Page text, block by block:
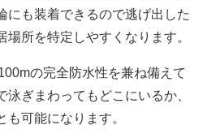
にも装着できるので逃げ出した
場所を特定しやすくなります。
の完全防水性を兼ね備えて
ぎまわってもどこにいるか、
も可能になります。